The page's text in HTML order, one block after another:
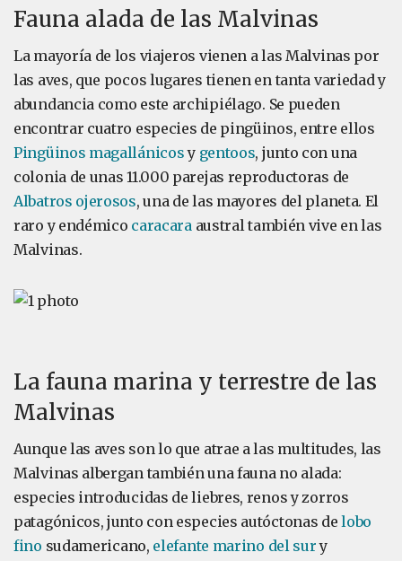
Fauna alada de las Malvinas
La mayoría de los viajeros vienen a las Malvinas por
las aves, que pocos lugares tienen en tanta variedad y
abundancia como este archipiélago. Se pueden
encontrar cuatro especies de pingüinos, entre ellos
Pingüinos magallánicosy gentoos, junto con una
colonia de unas 11.000 parejas reproductoras de
Albatros ojerosos, una de las mayores del planeta. El
raro y endémico caracaraaustral también vive en las
Malvinas.
La fauna marina y terrestre de las
Malvinas
Aunque las aves son lo que atrae a las multitudes, las
Malvinas albergan también una fauna no alada:
especies introducidas de liebres, renos y zorros
patagónicos, junto con especies autóctonas delobo
fino sudamericano, elefante marino del sury